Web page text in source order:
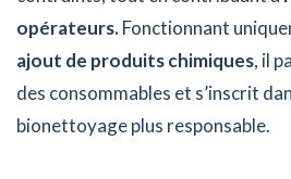
opérateurs.Fonctionnant
ajout de produits chimiques, il
des consommables et s’inscrit
bionettoyage plus responsable.